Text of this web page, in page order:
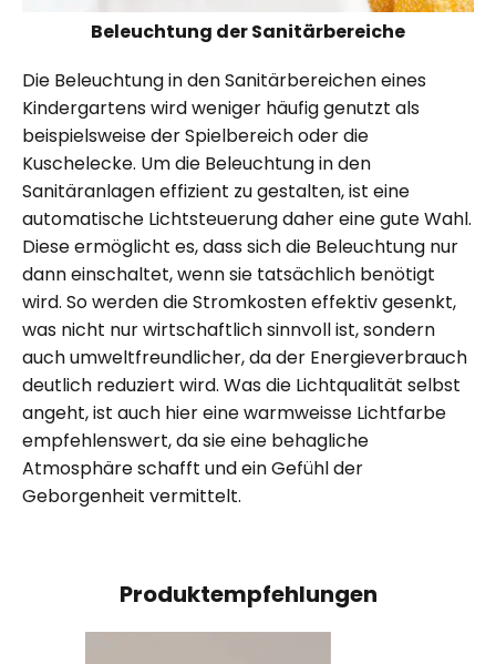
Beleuchtung der Sanitärbereiche
Die Beleuchtung in den Sanitärbereichen eines
Kindergartens wird weniger häufig genutzt als
beispielsweise der Spielbereich oder die
Kuschelecke. Um die Beleuchtung in den
Sanitäranlagen effizient zu gestalten, ist eine
automatische Lichtsteuerung daher eine gute Wahl.
Diese ermöglicht es, dass sich die Beleuchtung nur
dann einschaltet, wenn sie tatsächlich benötigt
wird. So werden die Stromkosten effektiv gesenkt,
was nicht nur wirtschaftlich sinnvoll ist, sondern
auch umweltfreundlicher, da der Energieverbrauch
deutlich reduziert wird. Was die Lichtqualität selbst
angeht, ist auch hier eine warmweisse Lichtfarbe
empfehlenswert, da sie eine behagliche
Atmosphäre schafft und ein Gefühl der
Geborgenheit vermittelt.
Produktempfehlungen